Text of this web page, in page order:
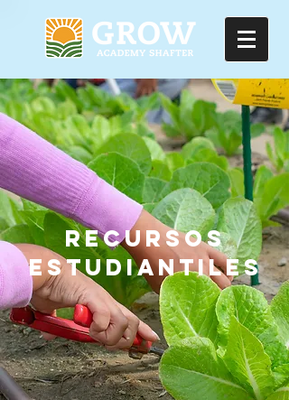
RECURSOS
ESTUDIANTILES